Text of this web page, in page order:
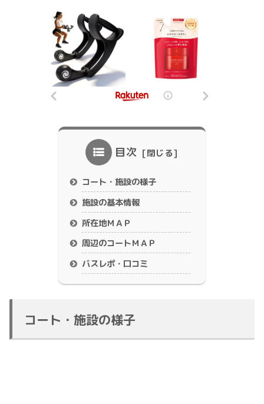
目次
コート・施設の様子
施設の基本情報
所在地ＭＡＰ
周辺のコートＭＡＰ
バスレポ・口コミ
コート・施設の様子